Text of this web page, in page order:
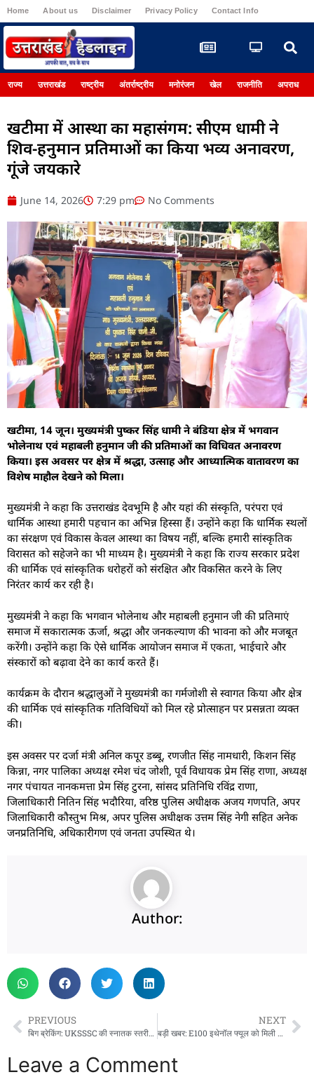
Home About us Disclaimer Privacy Policy Contact Info
राज्य उत्तराखंड राष्ट्रीय अंतर्राष्ट्रीय मनोरंजन खेल राजनीति अपराध
खटीमा में आस्था का महासंगम: सीएम धामी ने
शिव-हनुमान प्रतिमाओं का किया भव्य अनावरण,
गूंजे जयकारे
June 14, 2026 7:29 pm No Comments
खटीमा, 14 जून। मुख्यमंत्री पुष्कर सिंह धामी ने बंडिया क्षेत्र में भगवान
भोलेनाथ एवं महाबली हनुमान जी की प्रतिमाओं का विधिवत अनावरण
किया। इस अवसर पर क्षेत्र में श्रद्धा, उत्साह और आध्यात्मिक वातावरण का
विशेष माहौल देखने को मिला।
मुख्यमंत्री ने कहा कि उत्तराखंड देवभूमि है और यहां की संस्कृति, परंपरा एवं
धार्मिक आस्था हमारी पहचान का अभिन्न हिस्सा हैं। उन्होंने कहा कि धार्मिक स्थलों
का संरक्षण एवं विकास केवल आस्था का विषय नहीं, बल्कि हमारी सांस्कृतिक
विरासत को सहेजने का भी माध्यम है। मुख्यमंत्री ने कहा कि राज्य सरकार प्रदेश
की धार्मिक एवं सांस्कृतिक धरोहरों को संरक्षित और विकसित करने के लिए
निरंतर कार्य कर रही है।
मुख्यमंत्री ने कहा कि भगवान भोलेनाथ और महाबली हनुमान जी की प्रतिमाएं
समाज में सकारात्मक ऊर्जा, श्रद्धा और जनकल्याण की भावना को और मजबूत
करेंगी। उन्होंने कहा कि ऐसे धार्मिक आयोजन समाज में एकता, भाईचारे और
संस्कारों को बढ़ावा देने का कार्य करते हैं।
कार्यक्रम के दौरान श्रद्धालुओं ने मुख्यमंत्री का गर्मजोशी से स्वागत किया और क्षेत्र
की धार्मिक एवं सांस्कृतिक गतिविधियों को मिल रहे प्रोत्साहन पर प्रसन्नता व्यक्त
की।
इस अवसर पर दर्जा मंत्री अनिल कपूर डब्बू, रणजीत सिंह नामधारी, किशन सिंह
किन्ना, नगर पालिका अध्यक्ष रमेश चंद जोशी, पूर्व विधायक प्रेम सिंह राणा, अध्यक्ष
नगर पंचायत नानकमत्ता प्रेम सिंह टुरना, सांसद प्रतिनिधि रविंद्र राणा,
जिलाधिकारी नितिन सिंह भदौरिया, वरिष्ठ पुलिस अधीक्षक अजय गणपति, अपर
जिलाधिकारी कौस्तुभ मिश्र, अपर पुलिस अधीक्षक उत्तम सिंह नेगी सहित अनेक
जनप्रतिनिधि, अधिकारीगण एवं जनता उपस्थित थे।
Author:
PREVIOUS
बिग ब्रेकिंग: UKSSSC की स्नातक स्तरीय परीक्षा संपन्न, 72.62% अभ्यर्थियों ने किया प्रतिभाग।
NEXT
बड़ी खबर: E100 इथेनॉल फ्यूल को मिली मंजूरी, भारत में जल्द दौड़ेंगी 100% इथेनॉल से चलने वाली गाड़ियां
Leave a Comment